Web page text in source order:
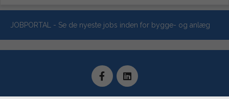
JOBPORTAL - Se de nyeste jobs inden for bygge- og anlæg